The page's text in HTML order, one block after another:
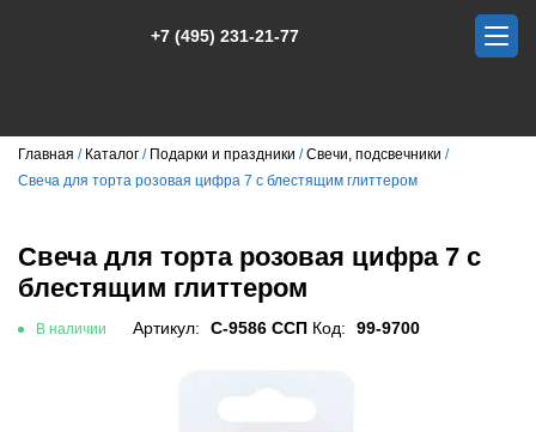
+7 (495) 231-21-77
Главная Каталог Подарки и праздники
Свечи, подсвечники
Свеча для торта розовая цифра 7 с блестящим глиттером
Свеча для торта розовая цифра 7 с
блестящим глиттером
В наличии Артикул: С-9586 ССП Код: 99-9700